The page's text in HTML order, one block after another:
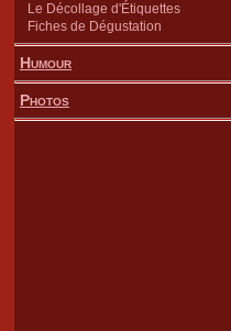
Le Décollage d'Étiquettes
Fiches de Dégustation
Humour
Photos